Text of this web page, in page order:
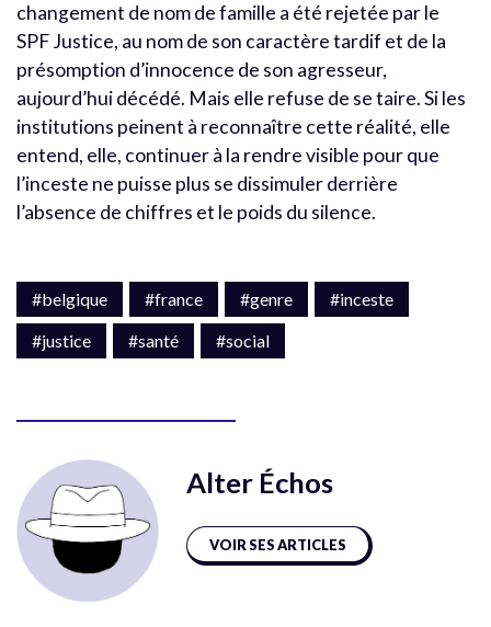
changement de nom de famille a été rejetée par le
SPF Justice, au nom de son caractère tardif et de la
présomption d’innocence de son agresseur,
aujourd’hui décédé. Mais elle refuse de se taire. Si les
institutions peinent à reconnaître cette réalité, elle
entend, elle, continuer à la rendre visible pour que
l’inceste ne puisse plus se dissimuler derrière
l’absence de chiffres et le poids du silence.
#belgique #france #genre
#inceste
#justice
#santé #social
Alter Échos
VOIR SES ARTICLES